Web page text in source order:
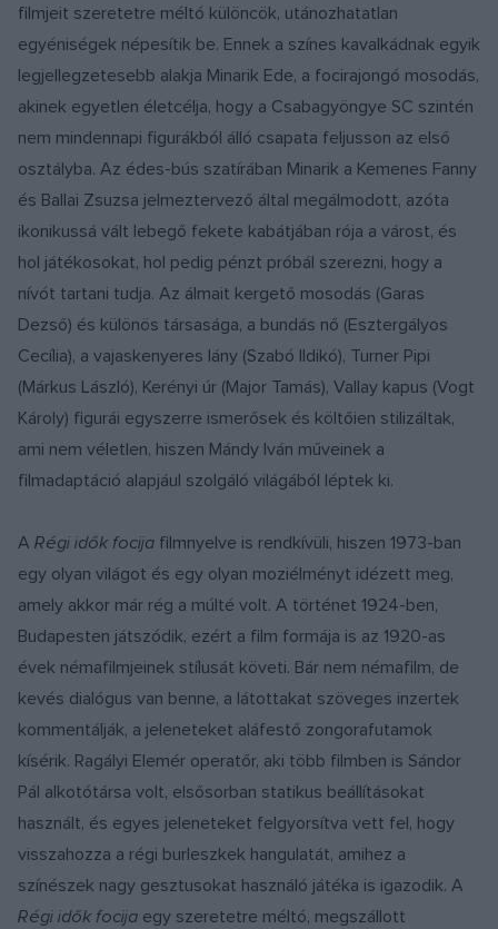
filmjeit szeretetre méltó különcök, utánozhatatlan
egyéniségek népesítik be. Ennek a színes kavalkádnak egyik
legjellegzetesebb alakja Minarik Ede, a focirajongó mosodás,
akinek egyetlen életcélja, hogy a Csabagyöngye SC szintén
nem mindennapi figurákból álló csapata feljusson az első
osztályba. Az édes-bús szatírában Minarik a Kemenes Fanny
és Ballai Zsuzsa jelmeztervező által megálmodott, azóta
ikonikussá vált lebegő fekete kabátjában rója a várost, és
hol játékosokat, hol pedig pénzt próbál szerezni, hogy a
nívót tartani tudja. Az álmait kergető mosodás (Garas
Dezső) és különös társasága, a bundás nő (Esztergályos
Cecília), a vajaskenyeres lány (Szabó Ildikó), Turner Pipi
(Márkus László), Kerényi úr (Major Tamás), Vallay kapus (Vogt
Károly) figurái egyszerre ismerősek és költőien stilizáltak,
ami nem véletlen, hiszen Mándy Iván műveinek a
filmadaptáció alapjául szolgáló világából léptek ki.
A Régi idők focija filmnyelve is rendkívüli, hiszen 1973-ban
egy olyan világot és egy olyan moziélményt idézett meg,
amely akkor már rég a múlté volt. A történet 1924-ben,
Budapesten játszódik, ezért a film formája is az 1920-as
évek némafilmjeinek stílusát követi. Bár nem némafilm, de
kevés dialógus van benne, a látottakat szöveges inzertek
kommentálják, a jeleneteket aláfestő zongorafutamok
kísérik. Ragályi Elemér operatőr, aki több filmben is Sándor
Pál alkotótársa volt, elsősorban statikus beállításokat
használt, és egyes jeleneteket felgyorsítva vett fel, hogy
visszahozza a régi burleszkek hangulatát, amihez a
színészek nagy gesztusokat használó játéka is igazodik. A
Régi idők focija egy szeretetre méltó, megszállott